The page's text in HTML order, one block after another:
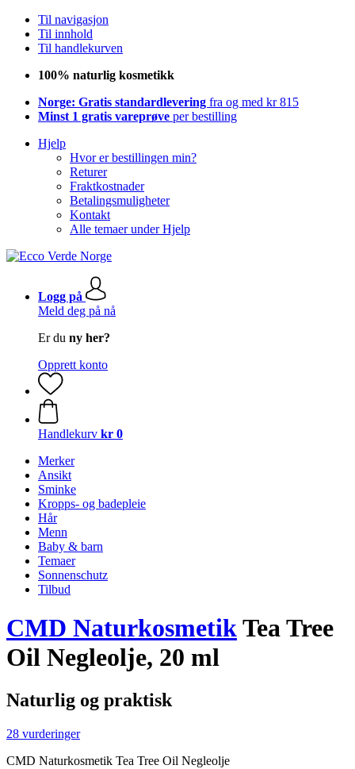
Til navigasjon
Til innhold
Til handlekurven
100% naturlig kosmetikk
Norge: Gratis standardlevering fra og med kr 815
Minst 1 gratis vareprøve per bestilling
Hjelp
Hvor er bestillingen min?
Returer
Fraktkostnader
Betalingsmuligheter
Kontakt
Alle temaer under Hjelp
Logg på
Meld deg på nå
Er du ny her?
Opprett konto
Handlekurv kr 0
Merker
Ansikt
Sminke
Kropps- og badepleie
Hår
Menn
Baby & barn
Temaer
Sonnenschutz
Tilbud
CMD NaturkosmetikTea Tree
Oil Negleolje, 20 ml
Naturlig og praktisk
28 vurderinger
CMD Naturkosmetik Tea Tree Oil Negleolje